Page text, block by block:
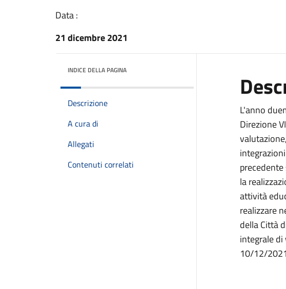
Data :
21 dicembre 2021
INDICE DELLA PAGINA
Descrizione
A cura di
Allegati
Contenuti correlati
L'anno
Direzione
la
attività
realizzare
della Città
integrale
10/12/